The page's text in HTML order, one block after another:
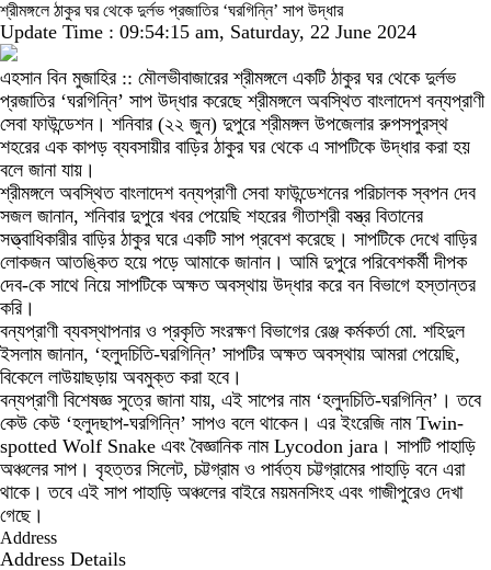
শ্রীমঙ্গলে ঠাকুর ঘর থেকে দুর্লভ প্রজাতির ‘ঘরগিন্নি’ সাপ উদ্ধার
Update Time : 09:54:15 am, Saturday, 22 June 2024
এহসান বিন মুজাহির :: মৌলভীবাজারের শ্রীমঙ্গলে একটি ঠাকুর ঘর থেকে দুর্লভ
প্রজাতির ‘ঘরগিন্নি’ সাপ উদ্ধার করেছে শ্রীমঙ্গলে অবস্থিত বাংলাদেশ বন্যপ্রাণী
সেবা ফাউন্ডেশন। শনিবার (২২ জুন) দুপুরে শ্রীমঙ্গল উপজেলার রুপসপুরস্থ
শহরের এক কাপড় ব্যবসায়ীর বাড়ির ঠাকুর ঘর থেকে এ সাপটিকে উদ্ধার করা হয়
বলে জানা যায়।
শ্রীমঙ্গলে অবস্থিত বাংলাদেশ বন্যপ্রাণী সেবা ফাউন্ডেশনের পরিচালক স্বপন দেব
সজল জানান, শনিবার দুপুরে খবর পেয়েছি শহরের গীতাশ্রী বস্ত্র বিতানের
সত্ত্বাধিকারীর বাড়ির ঠাকুর ঘরে একটি সাপ প্রবেশ করেছে। সাপটিকে দেখে বাড়ির
লোকজন আতঙ্কিত হয়ে পড়ে আমাকে জানান। আমি দুপুরে পরিবেশকর্মী দীপক
দেব-কে সাথে নিয়ে সাপটিকে অক্ষত অবস্থায় উদ্ধার করে বন বিভাগে হস্তান্তর
করি।
বন্যপ্রাণী ব্যবস্থাপনার ও প্রকৃতি সংরক্ষণ বিভাগের রেঞ্জ কর্মকর্তা মো. শহিদুল
ইসলাম জানান, ‘হলুদচিতি-ঘরগিন্নি’ সাপটির অক্ষত অবস্থায় আমরা পেয়েছি,
বিকেলে লাউয়াছড়ায় অবমুক্ত করা হবে।
বন্যপ্রাণী বিশেষজ্ঞ সুত্রে জানা যায়, এই সাপের নাম ‘হলুদচিতি-ঘরগিন্নি’। তবে
কেউ কেউ ‘হলুদছাপ-ঘরগিন্নি’ সাপও বলে থাকেন। এর ইংরেজি নাম Twin-
spotted Wolf Snake এবং বৈজ্ঞানিক নাম Lycodon jara। সাপটি পাহাড়ি
অঞ্চলের সাপ। বৃহত্তর সিলেট, চট্টগ্রাম ও পার্বত্য চট্টগ্রামের পাহাড়ি বনে এরা
থাকে। তবে এই সাপ পাহাড়ি অঞ্চলের বাইরে ময়মনসিংহ এবং গাজীপুরেও দেখা
গেছে।
Address
Address Details